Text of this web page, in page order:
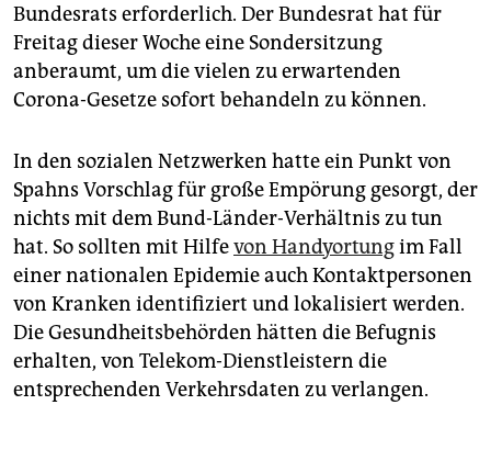
Bundesrats erforderlich. Der Bundesrat hat für
Freitag dieser Woche eine Sondersitzung
anberaumt, um die vielen zu erwartenden
Corona-Gesetze sofort behandeln zu können.
In den sozialen Netzwerken hatte ein Punkt von
Spahns Vorschlag für große Empörung gesorgt, der
nichts mit dem Bund-Länder-Verhältnis zu tun
hat. So sollten mit Hilfevon Handyortungim Fall
einer nationalen Epidemie auch Kontaktpersonen
von Kranken identifiziert und lokalisiert werden.
Die Gesundheitsbehörden hätten die Befugnis
erhalten, von Telekom-Dienstleistern die
entsprechenden Verkehrsdaten zu verlangen.